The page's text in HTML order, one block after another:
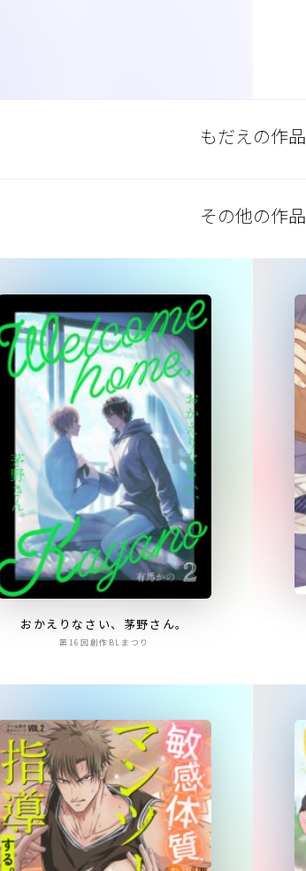
もだえの作品
その他の作品
おかえりなさい、茅野さん。
第16回創作BLまつり